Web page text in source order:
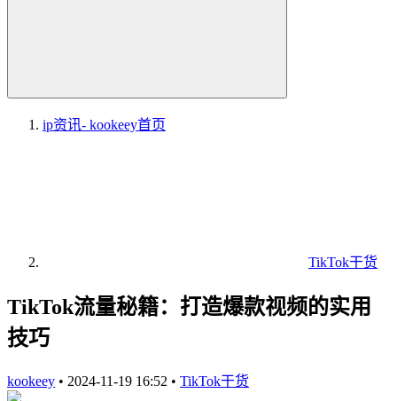
ip资讯- kookeey首页
TikTok干货
TikTok流量秘籍：打造爆款视频的实用
技巧
kookeey • 2024-11-19 16:52 • TikTok干货